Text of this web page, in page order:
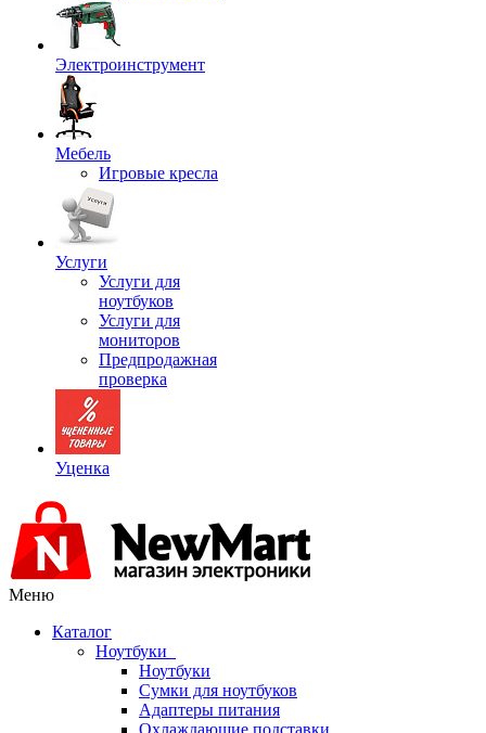
Электроинструмент
Мебель
Игровые кресла
Услуги
Услуги для
ноутбуков
Услуги для
мониторов
Предпродажная
проверка
Уценка
Меню
Каталог
Ноутбуки
Ноутбуки
Сумки для ноутбуков
Адаптеры питания
Охлаждающие подставки